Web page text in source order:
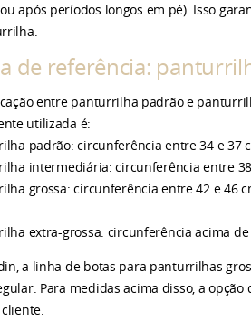
após períodos longos em pé). Isso
de referência:
entre panturrilha padrão e
utilizada é:
padrão: circunferência entre 34 e 37
intermediária: circunferência entre
grossa: circunferência entre 42 e 46
extra-grossa: circunferência acima
a linha de botas para panturrilhas
Para medidas acima disso, a